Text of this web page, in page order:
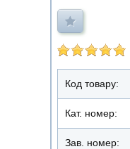
Код товару:
Кат. номер:
Зав. номер: